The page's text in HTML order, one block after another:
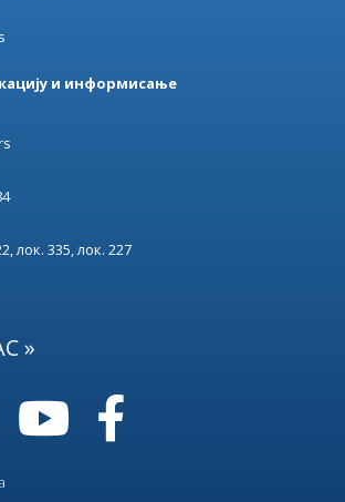
и информисање
лок. 335, лок. 227
»